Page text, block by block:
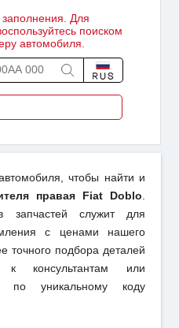
заполнения. Для
поиском
автомобиля.
чтобы найти и
правая Fiat Doblo
запчастей служит для
с ценами нашего
точного подбора деталей
к консультантам или
по уникальному коду